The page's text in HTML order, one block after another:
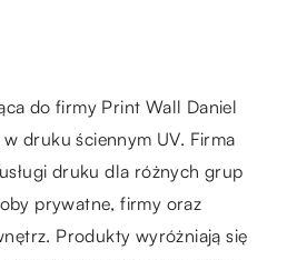
do firmy Print Wall Daniel
druku ściennym UV. Firma
druku dla różnych grup
prywatne, firmy oraz
Produkty wyróżniają się